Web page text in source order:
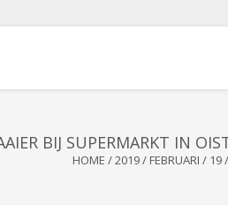
BIJ SUPERMARKT IN
HOME /2019/ FEBRUARI / 19/